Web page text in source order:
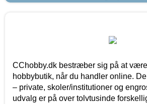
CChobby.dk bestræber sig på at
hobbybutik, når du handler online.
– private, skoler/institutioner og
udvalg er på over tolvtusinde